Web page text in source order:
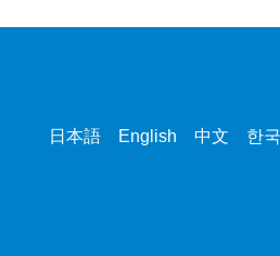
日本語 English 中文 한